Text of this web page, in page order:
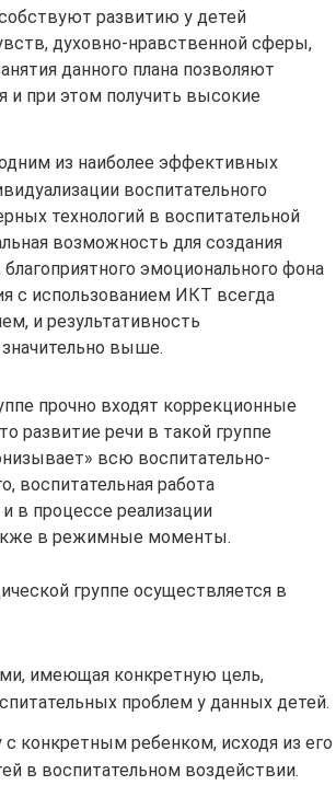
развитию у детей
духовно-нравственной сферы,
данного плана позволяют
и при этом получить высокие
из наиболее эффективных
воспитательного
технологий в воспитательной
возможность для создания
благоприятного эмоционального фона
с использованием ИКТ всегда
и результативность
выше.
прочно входят коррекционные
развитие речи в такой группе
всю воспитательно-
воспитательная работа
в процессе реализации
в режимные моменты.
группе осуществляется в
имеющая конкретную цель,
проблем у данных детей.
с конкретным ребенком, исходя из его
в воспитательном воздействии.